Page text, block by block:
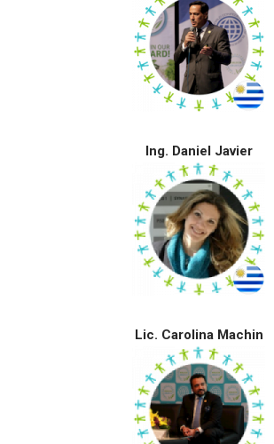
Ing. Daniel Javier
Lic. Carolina Machin